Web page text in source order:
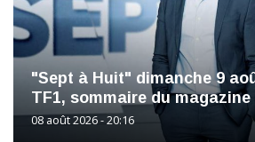
"Sept à Huit" dimanche 9
TF1, sommaire du
08 août 2026 - 20:16